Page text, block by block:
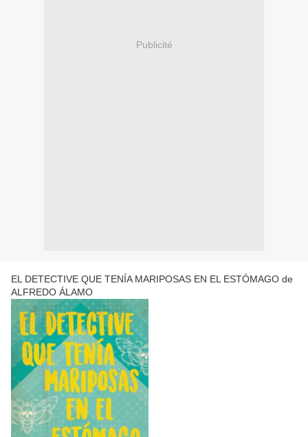
Publicité
EL DETECTIVE QUE TENÍA MARIPOSAS EN EL ESTÓMAGO de
ALFREDO ÁLAMO